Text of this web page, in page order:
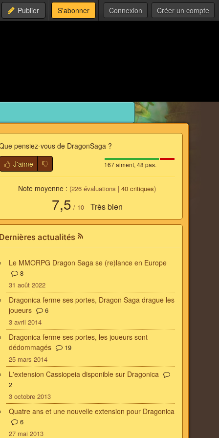
Publier S'abonner Connexion Créer un compte
pensiez-vous de DragonSaga ?
167 aiment, 48 pas.
J'aime
Note moyenne : (226 évaluations |40 critiques)
7,5 / 10- Très bien
Dernières actualités
Le MMORPG Dragon Saga se (re)lance en Europe
8
31 août 2022
Dragonica ferme ses portes, Dragon Saga drague les
joueurs
6
3 avril 2014
Dragonica ferme ses portes, les joueurs sont
dédommagés
19
25 mars 2014
L'extension Cassiopeia disponible sur Dragonica
2
3 octobre 2013
Quatre ans et une nouvelle extension pour Dragonica
6
27 mai 2013